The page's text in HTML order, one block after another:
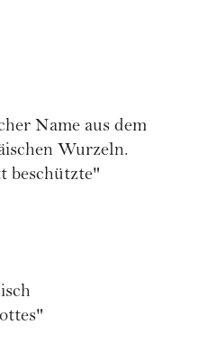
Name aus dem
Wurzeln.
beschützte"